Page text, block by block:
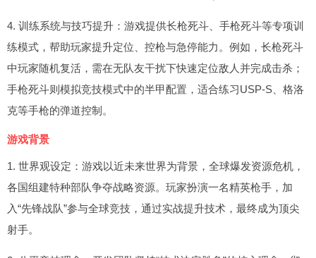
4. 训练系统与技巧提升：游戏提供长枪死斗、手枪死斗等专项训
练模式，帮助玩家提升定位、控枪与急停能力。例如，长枪死斗
中玩家随机复活，需在无队友干扰下快速定位敌人并完成击杀；
手枪死斗则模拟竞技模式中的半甲配置，适合练习USP-S、格洛
克等手枪的弹道控制。
游戏背景
1. 世界观设定：游戏以近未来世界为背景，全球爆发资源危机，
各国组建特种部队争夺战略资源。玩家扮演一名精英枪手，加
入“先锋战队”参与全球竞技，通过实战提升技术，最终成为顶尖
射手。